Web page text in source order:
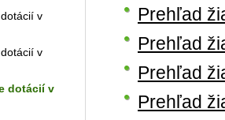
Prehľad
Prehľad
Prehľad
Prehľad
v
v
dotácií v